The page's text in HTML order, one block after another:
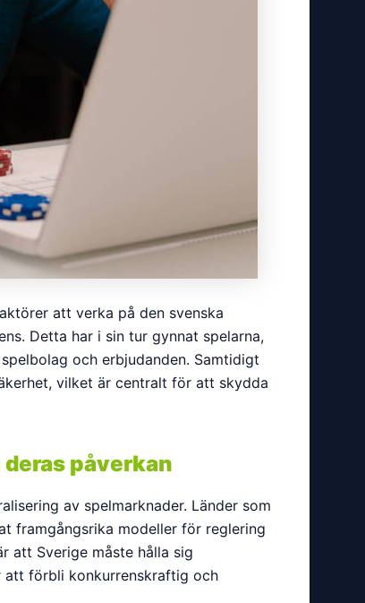
att verka på den svenska
Detta har i sin tur gynnat spelarna,
och erbjudanden. Samtidigt
vilket är centralt för att skydda
påverkan
av spelmarknader. Länder som
framgångsrika modeller för reglering
att Sverige måste hålla sig
att förbli konkurrenskraftig och